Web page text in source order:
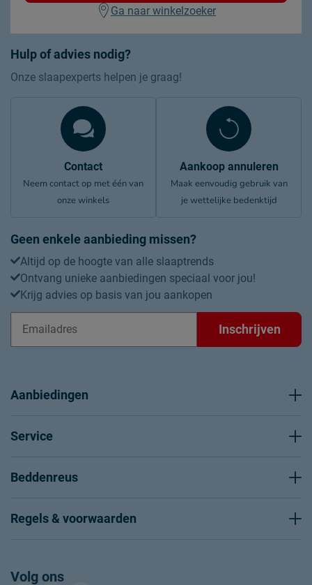
Hulp of advies nodig?
Onze slaapexperts helpen je graag!
Contact
Neem contact op met één van
onze winkels
Aankoop annuleren
Maak eenvoudig gebruik van
je wettelijke bedenktijd
Geen enkele aanbieding missen?
Altijd op de hoogte van alle slaaptrends
Ontvang unieke aanbiedingen speciaal voor jou!
Krijg advies op basis van jou aankopen
Inschrijven
Ga naar winkelzoeker
Aanbiedingen
Service
Beddenreus
Regels & voorwaarden
Volg ons